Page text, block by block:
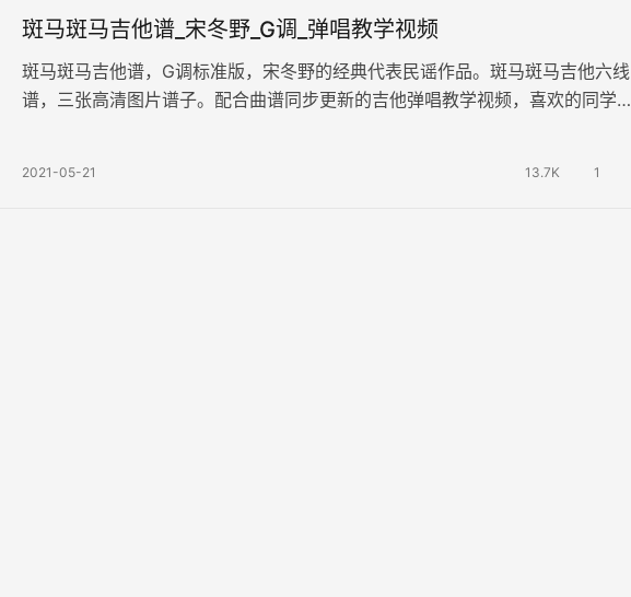
斑马斑马吉他谱_宋冬野_G调_弹唱教学视频
斑马斑马吉他谱，G调标准版，宋冬野的经典代表民谣作品。斑马斑马吉他六线
谱，三张高清图片谱子。配合曲谱同步更新的吉他弹唱教学视频，喜欢的同学们
2021-05-21 13.7K 1